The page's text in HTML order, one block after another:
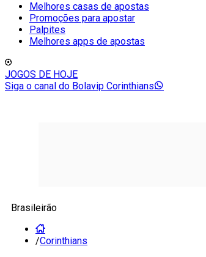
Melhores casas de apostas
Promoções para apostar
Palpites
Melhores apps de apostas
JOGOS DE HOJE
Siga o canal do Bolavip Corinthians
Brasileirão
/Corinthians